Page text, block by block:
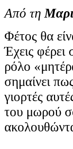
Από τη
Φέτος θα
Έχεις
ρόλο
σημαίνει
γιορτές
του μωρού